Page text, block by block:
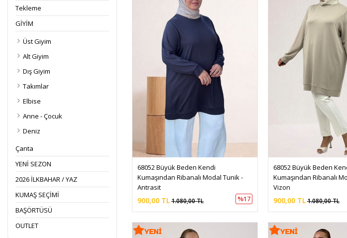
Tekleme
GİYİM
Üst Giyim
Alt Giyim
Dış Giyim
Takımlar
Elbise
Anne - Çocuk
Deniz
Çanta
YENİ SEZON
2026 İLKBAHAR / YAZ
KUMAŞ SEÇİMİ
BAŞÖRTÜSÜ
OUTLET
68052 Büyük Beden Kendi
Kumaşından Ribanalı Modal Tunik -
Antrasit
900,00 TL1.080,00 TL %17
68052 Büyük Beden
Kumaşından Ribanalı
Vizon
900,00 TL1.080,00 TL